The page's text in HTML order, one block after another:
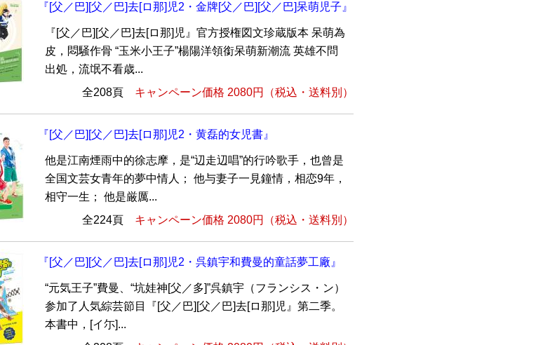
『[父／巴][父／巴]去[ロ那]児2・金牌[父／巴][父／巴]呆萌児子』
『[父／巴][父／巴]去[ロ那]児』官方授権図文珍蔵版本 呆萌為
皮，悶騒作骨 “玉米小王子”楊陽洋領銜呆萌新潮流 英雄不問
出処，流氓不看歳...
全208頁 キャンペーン価格 2080円 （税込・送料別）
『[父／巴][父／巴]去[ロ那]児2・黄磊的女児書』
他是江南煙雨中的徐志摩，是“辺走辺唱”的行吟歌手，也曾是
全国文芸女青年的夢中情人； 他与妻子一見鐘情，相恋9年，
相守一生； 他是厳厲...
全224頁 キャンペーン価格 2080円 （税込・送料別）
『[父／巴][父／巴]去[ロ那]児2・呉鎮宇和費曼的童話夢工廠』
“元気王子”費曼、“坑娃神[父／多]”呉鎮宇（フランシス・ン）
参加了人気綜芸節目『[父／巴][父／巴]去[ロ那]児』第二季。
本書中，[イ尓]...